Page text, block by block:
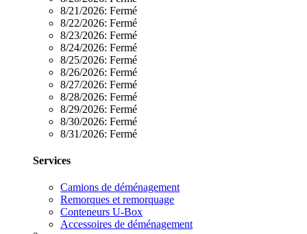
8/21/2026: Fermé
8/22/2026: Fermé
8/23/2026: Fermé
8/24/2026: Fermé
8/25/2026: Fermé
8/26/2026: Fermé
8/27/2026: Fermé
8/28/2026: Fermé
8/29/2026: Fermé
8/30/2026: Fermé
8/31/2026: Fermé
Services
Camions de déménagement
Remorques et remorquage
Conteneurs U-Box
Accessoires de déménagement